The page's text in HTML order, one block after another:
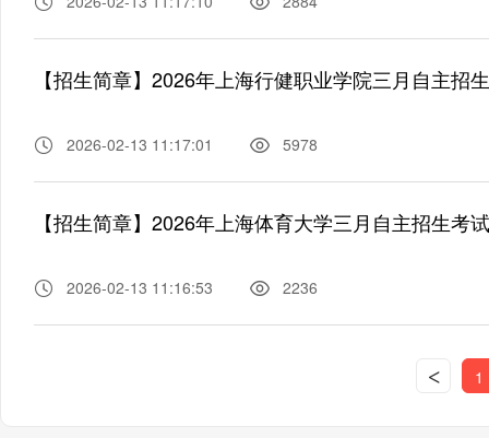
【招生简章】2026年上海行健职业学院三月自主招
2026-02-13 11:17:01 5978
【招生简章】2026年上海体育大学三月自主招生考试
2026-02-13 11:16:53 2236
< 1